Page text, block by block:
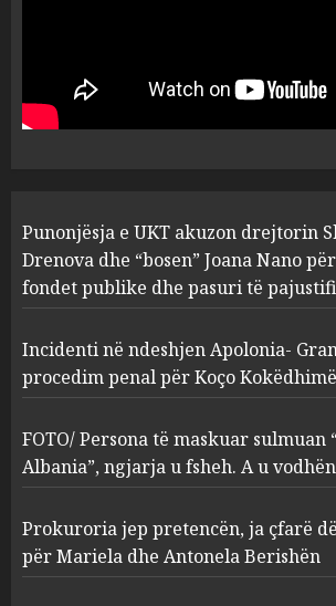
1
“bosen” Joana
abuzim me
pasuri të
2
Apolonia-
procedim
Kokëdhimën
MARCH 27, 2025
3
FOTO/ Persona
sulmuan “One
ngjarja u fsheh.
serverat?
MARCH 25, 2025
Prokuroria jep
çfarë dënimi
Punonjësja e UKT akuzon drejtorin
Drenova dhe “bosen” Joana Nano
fondet publike dhe pasuri të
Incidenti në ndeshjen Apolonia-
procedim penal për Koço
FOTO/ Persona të maskuar sulmuan
Albania”, ngjarja u fsheh. A u
Prokuroria jep pretencën, ja çfarë
për Mariela dhe Antonela Berishën